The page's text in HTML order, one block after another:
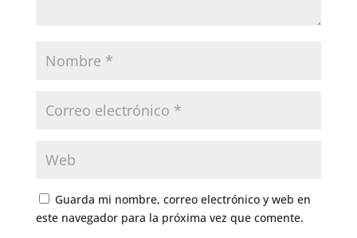
Guarda mi nombre, correo electrónico y web en
este navegador para la próxima vez que comente.